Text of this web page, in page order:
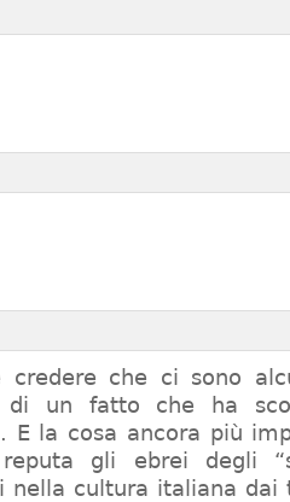
credere che ci sono
di un fatto che ha
E la cosa ancora più
gli ebrei degli
nella cultura italiana dai